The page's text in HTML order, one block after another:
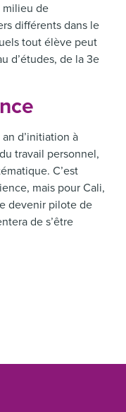
milieu de
différents dans le
tout élève peut
d’études, de la 3e
d’initiation à
travail personnel,
C’est
mais pour Cali,
devenir pilote de
de s’être